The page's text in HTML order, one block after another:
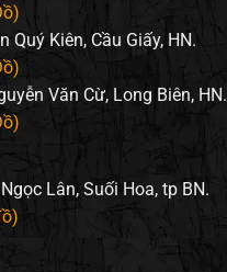
Quý Kiên, Cầu Giấy, HN.
Văn Cừ, Long Biên, HN.
Lân, Suối Hoa, tp BN.